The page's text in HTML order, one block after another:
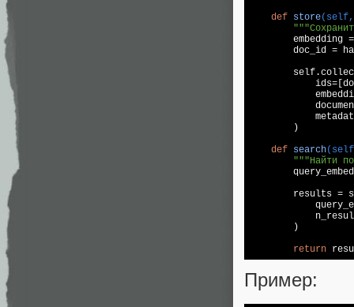
def store(self,
embedding
doc_id =
        )
def search
"""Найти
results =
        )
return
Пример: